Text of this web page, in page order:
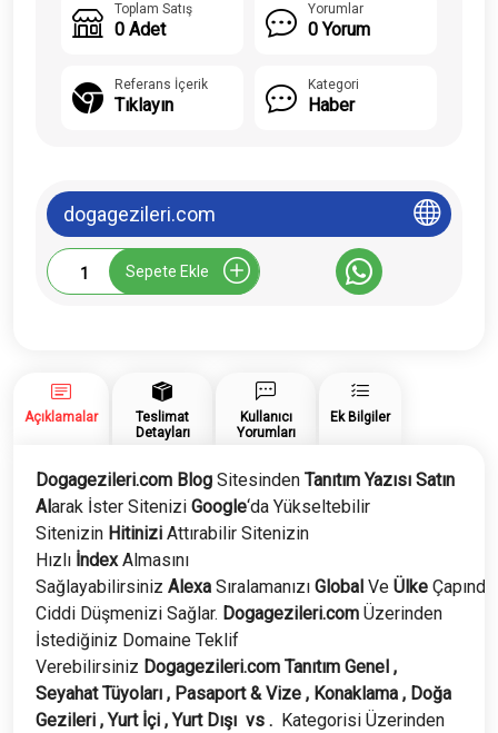
Toplam Satış
0 Adet
Yorumlar
0 Yorum
Referans İçerik
Tıklayın
Kategori
Haber
dogagezileri.com
Dogagezileri.com
Tanıtım
Sepete Ekle
Açıklamalar
Teslimat
Detayları
Kullanıcı
Yorumları
Ek Bilgiler
Dogagezileri.com Blog Sitesinden Tanıtım Yazısı Satın
Alarak İster Sitenizi Google‘da Yükseltebilir
Sitenizin Hitinizi Attırabilir Sitenizin
Hızlı İndexAlmasını
Sağlayabilirsiniz Alexa Sıralamanızı Global Ve Ülke Çapında
Ciddi Düşmenizi Sağlar. Dogagezileri.com Üzerinden
İstediğiniz Domaine Teklif
Verebilirsiniz Dogagezileri.com Tanıtım Genel ,
Seyahat Tüyoları , Pasaport & Vize , Konaklama , Doğa
Gezileri , Yurt İçi , Yurt Dışı vs . Kategorisi Üzerinden